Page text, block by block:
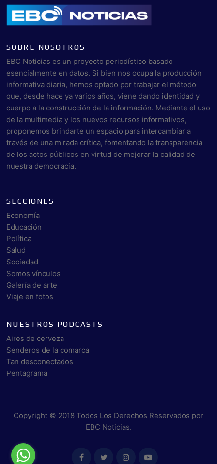
SOBRE NOSOTROS
EBC Noticias es un proyecto periodístico basado
esencialmente en datos. Si bien nos ocupa la producción
informativa diaria, hemos optado por trabajar el método
que, desde hace ya varios años, viene dando identidad y
cuerpo a la construcción de la información. Mediante el uso
de la multimedia y los nuevos recursos informativos,
proponemos brindarte un espacio para intercambiar a
través de una mirada crítica, fomentando la transparencia
de los actos públicos en virtud de mejorar la calidad de
nuestra democracia.
SECCIONES
Economía
Educación
Política
Salud
Sociedad
Somos vínculos
Galería de arte
Viaje en fotos
NUESTROS PODCASTS
Aires de cerveza
Senderos de la comarca
Tan desconectados
Pentagrama
Copyright © 2018 Todos Los Derechos Reservados por
EBC Noticias.